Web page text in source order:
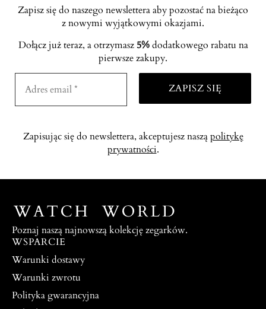
Zapisz się do naszego newslettera aby pozostać na bieżąco
z nowymi wyjątkowymi okazjami.
Dołącz już teraz, a otrzymasz 5%dodatkowego rabatu na
pierwsze zakupy.
Zapisując się do newslettera, akceptujesz nasząpolitykę
prywatności.
Poznaj naszą najnowszą kolekcję zegarków.
WSPARCIE
Warunki dostawy
Warunki zwrotu
Polityka gwarancyjna